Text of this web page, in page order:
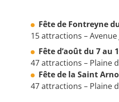
Fête de Fontreyne
15 attractions – Avenue
Fête d’août du 7 au
47 attractions – Plaine
Fête de la Saint
47 attractions – Plaine